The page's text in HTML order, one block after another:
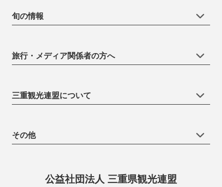
旬の情報
旅行・メディア関係者の方へ
三重観光連盟について
その他
公益社団法人 三重県観光連盟